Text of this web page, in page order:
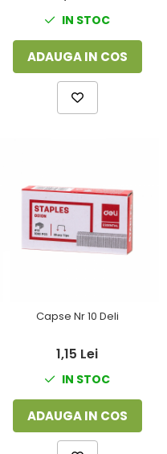
IN STOC
ADAUGA IN COS
Capse Nr 10 Deli
1,15 Lei
IN STOC
ADAUGA IN COS